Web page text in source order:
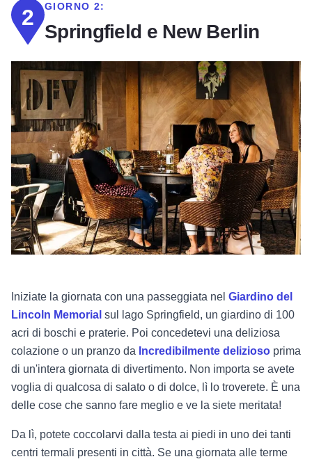
2 GIORNO 2:
Springfield e New Berlin
Iniziate la giornata con una passeggiata nel Giardino del
Lincoln Memorial sul lago Springfield, un giardino di 100
acri di boschi e praterie. Poi concedetevi una deliziosa
colazione o un pranzo da Incredibilmente delizioso prima
di un'intera giornata di divertimento. Non importa se avete
voglia di qualcosa di salato o di dolce, lì lo troverete. È una
delle cose che sanno fare meglio e ve la siete meritata!
Da lì, potete coccolarvi dalla testa ai piedi in uno dei tanti
centri termali presenti in città. Se una giornata alle terme